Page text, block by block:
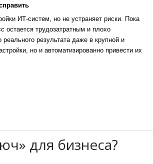
ИТ-систем, но не устраняет риски. Пока
остается трудозатратным и плохо
результата даже в крупной и
но и автоматизированно привести их
для бизнеса?